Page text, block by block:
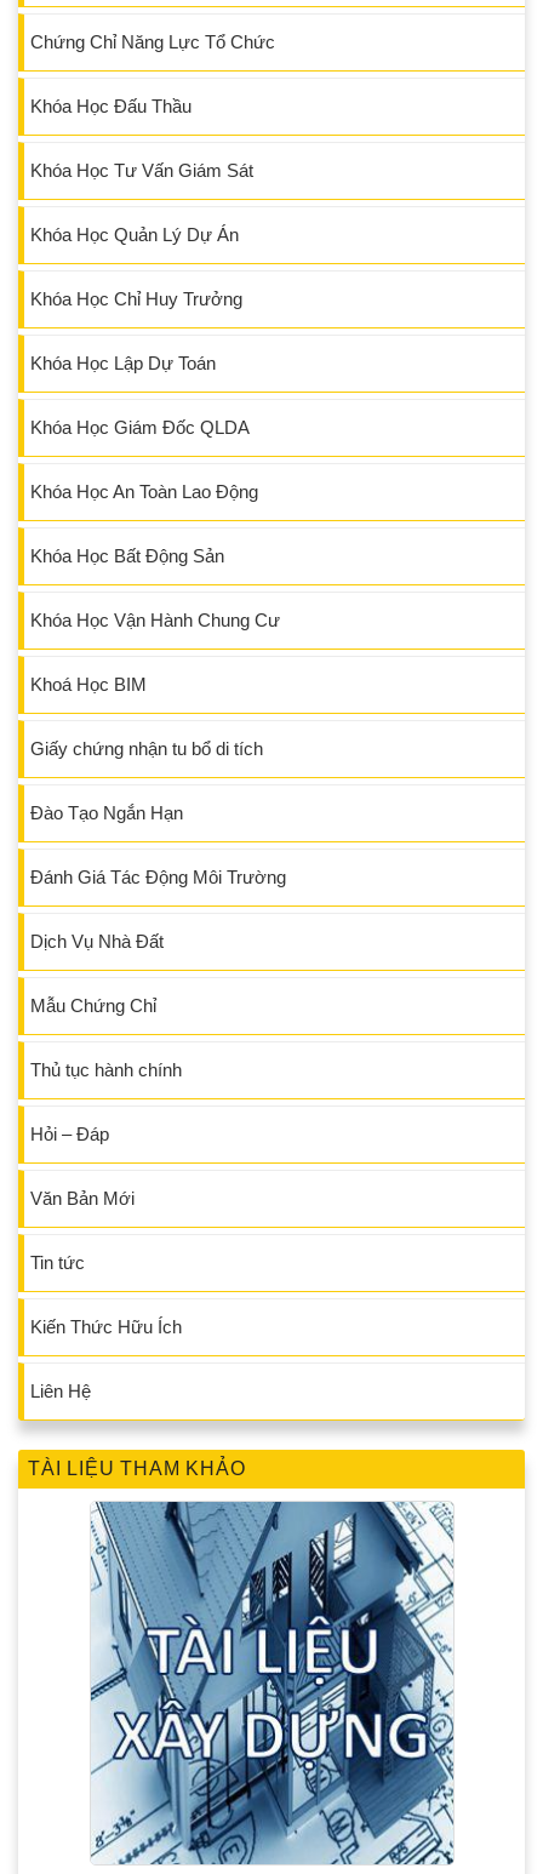
Chứng Chỉ Năng Lực Tổ Chức
Khóa Học Đấu Thầu
Khóa Học Tư Vấn Giám Sát
Khóa Học Quản Lý Dự Án
Khóa Học Chỉ Huy Trưởng
Khóa Học Lập Dự Toán
Khóa Học Giám Đốc QLDA
Khóa Học An Toàn Lao Động
Khóa Học Bất Động Sản
Khóa Học Vận Hành Chung Cư
Khoá Học BIM
Giấy chứng nhận tu bổ di tích
Đào Tạo Ngắn Hạn
Đánh Giá Tác Động Môi Trường
Dịch Vụ Nhà Đất
Mẫu Chứng Chỉ
Thủ tục hành chính
Hỏi – Đáp
Văn Bản Mới
Tin tức
Kiến Thức Hữu Ích
Liên Hệ
TÀI LIỆU THAM KHẢO